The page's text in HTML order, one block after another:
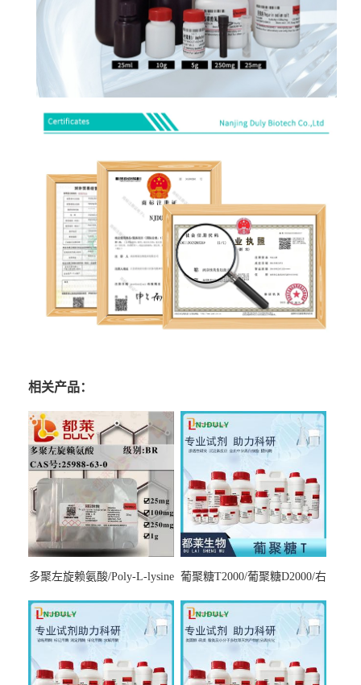
相关产品：
多聚左旋赖氨酸/Poly-L-lysine
7000，分子量7000-15000，分
子量2万～4万，分子量3～7
万，分子量7～15万，分子量
15～30万
葡聚糖T2000/葡聚糖D2000/右